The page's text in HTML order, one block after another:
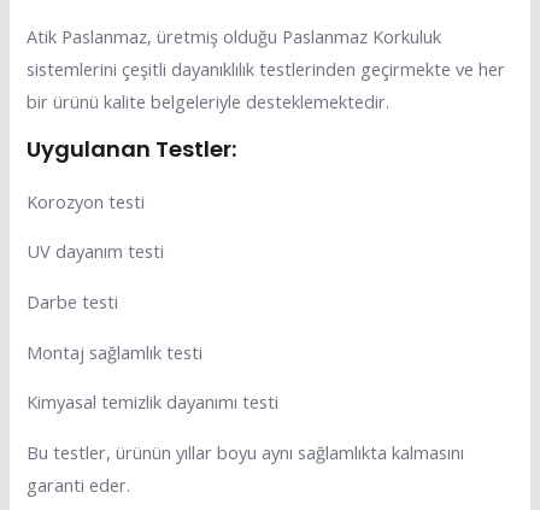
Atik Paslanmaz, üretmiş olduğu Paslanmaz Korkuluk
sistemlerini çeşitli dayanıklılık testlerinden geçirmekte ve her
bir ürünü kalite belgeleriyle desteklemektedir.
Uygulanan Testler:
Korozyon testi
UV dayanım testi
Darbe testi
Montaj sağlamlık testi
Kimyasal temizlik dayanımı testi
Bu testler, ürünün yıllar boyu aynı sağlamlıkta kalmasını
garanti eder.